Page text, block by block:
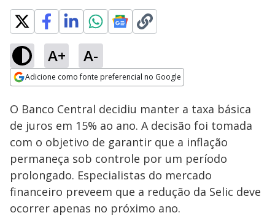
A+ A-
Adicione como fonte preferencial no Google
Ativar
100.00%
O Banco Central decidiu manter a taxa básica
de juros em 15% ao ano. A decisão foi tomada
com o objetivo de garantir que a inflação
permaneça sob controle por um período
prolongado. Especialistas do mercado
financeiro preveem que a redução da Selic deve
ocorrer apenas no próximo ano.